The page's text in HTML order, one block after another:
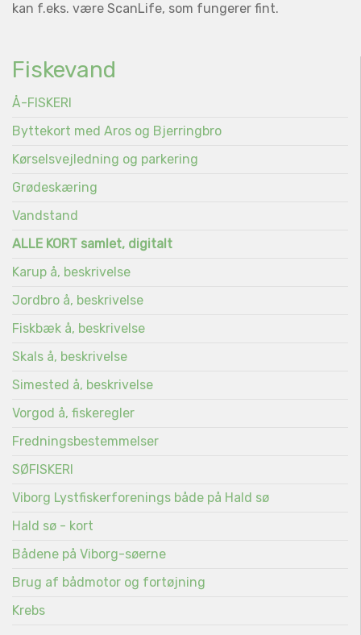
Fiskevand
Å-FISKERI
Byttekort med Aros og Bjerringbro
Kørselsvejledning og parkering
Grødeskæring
Vandstand
ALLE KORT samlet, digitalt
Karup å, beskrivelse
Jordbro å, beskrivelse
Fiskbæk å, beskrivelse
Skals å, beskrivelse
Simested å, beskrivelse
Vorgod å, fiskeregler
Fredningsbestemmelser
SØFISKERI
Viborg Lystfiskerforenings både på Hald sø
Hald sø - kort
Bådene på Viborg-søerne
Brug af bådmotor og fortøjning
Krebs
kan f.eks. være ScanLife, som fungerer fint.